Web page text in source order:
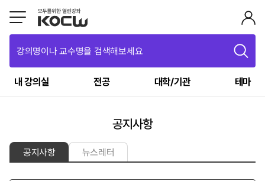
강의명이나 교수명을 검색해보세요
내 강의실 전공 대학/기관 테마
공지사항
공지사항 뉴스레터